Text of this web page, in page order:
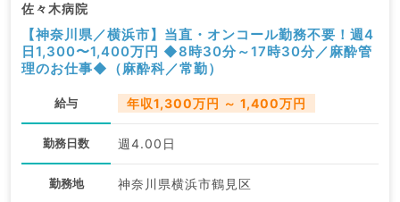
佐々木病院
【神奈川県／横浜市】当直・オンコール勤務不要！週4
日1,300〜1,400万円 ◆8時30分～17時30分／麻酔管
理のお仕事◆（麻酔科／常勤）
給与 年収1,300万円 ～ 1,400万円
勤務日数 週4.00日
勤務地 神奈川県横浜市鶴見区